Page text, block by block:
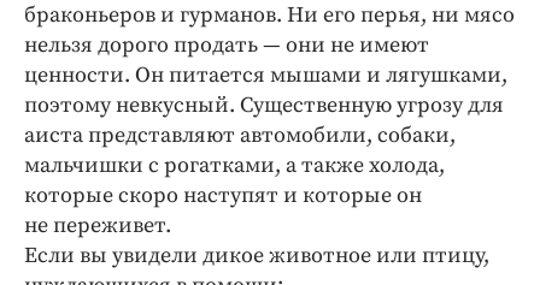
браконьеров и гурманов. Ни его перья, ни мясо
нельзя дорого продать — они не имеют
ценности. Он питается мышами и лягушками,
поэтому невкусный. Существенную угрозу для
аиста представляют автомобили, собаки,
мальчишки с рогатками, а также холода,
которые скоро наступят и которые он
не переживет.
Если вы увидели дикое животное или птицу,